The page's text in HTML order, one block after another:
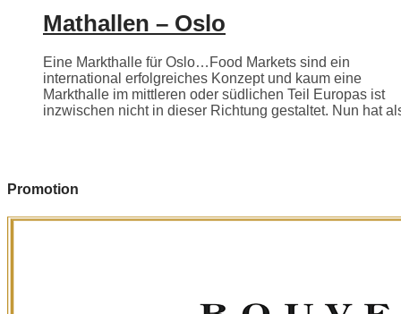
Mathallen – Oslo
Eine Markthalle für Oslo…Food Markets sind ein
international erfolgreiches Konzept und kaum eine
Markthalle im mittleren oder südlichen Teil Europas ist
inzwischen nicht in dieser Richtung gestaltet. Nun hat
Promotion